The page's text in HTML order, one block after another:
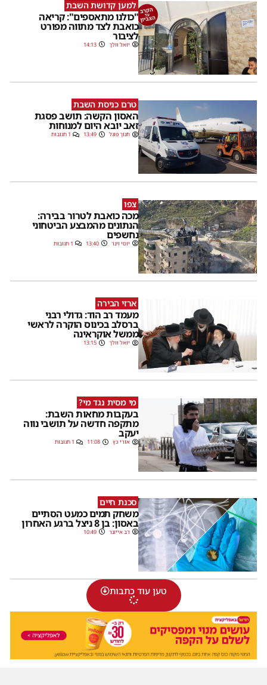
למען קדושת השבת
"כולנו מתאספים": קריאה
כואבת לצד מתווה מפורט
לציבור
יואל וולך 14:13
טרם כניסת השבת
האסון הקשה: תושב פסגת
זאב יובא היום למנוחות
חנוך פוגל 13:49 1 תגובות
צפו
מכה כואבת לטרור בבירה:
הנתונים מהמבצע הביטחוני
נחשפים
יוסי וינר 13:40 1 תגובות
ארזי הבירה
מעמד רב הוד: גדולי רבני
ברסלב בכינוס הוקרה לראשי
ממשל אוקראינה
יואל וולך 13:15
מי מסית נגד מי?
בעקבות מחאות השבת:
מתקפה חדשה על תושבי נווה
יעקב
אורי כץ 11:08 1 תגובות
סכנת חיים
משחק תמים כמעט הסתיים
באסון: בן 8 ניצל ברגע האחרון
דב אייזנר 10:49
טען עוד כתבות